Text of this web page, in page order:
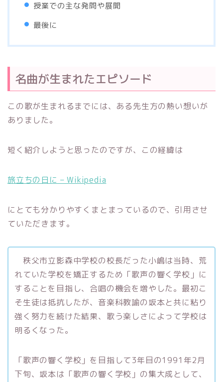
授業での主な発問や展開
最後に
名曲が生まれたエピソード
この歌が生まれるまでには、ある先生方の熱い想いが
ありました。
短く紹介しようと思ったのですが、この経緯は
旅立ちの日に – Wikipedia
にとても分かりやすくまとまっているので、引用させ
ていただきます。
秩父市立影森中学校の校長だった小嶋は当時、荒
れていた学校を矯正するため「歌声の響く学校」に
することを目指し、合唱の機会を増やした。最初こ
そ生徒は抵抗したが、音楽科教諭の坂本と共に粘り
強く努力を続けた結果、歌う楽しさによって学校は
明るくなった。
「歌声の響く学校」を目指して3年目の1991年2月
下旬、坂本は「歌声の響く学校」の集大成として、